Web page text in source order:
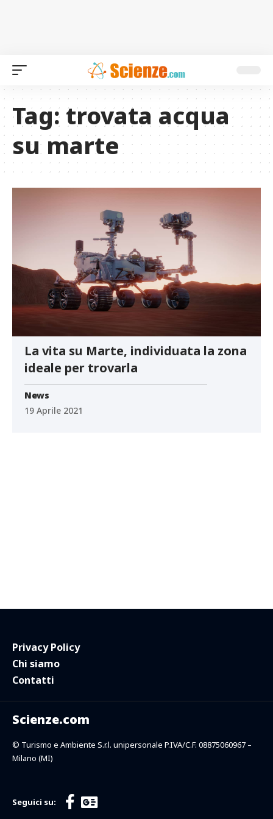
Tag: trovata acqua
su marte
La vita su Marte, individuata la zona
ideale per trovarla
News
19 Aprile 2021
Seguici su:
Scienze.com
© Turismo e Ambiente S.r.l. unipersonale P.IVA/C.F. 08875060967 –
Milano (MI)
Privacy Policy
Chi siamo
Contatti